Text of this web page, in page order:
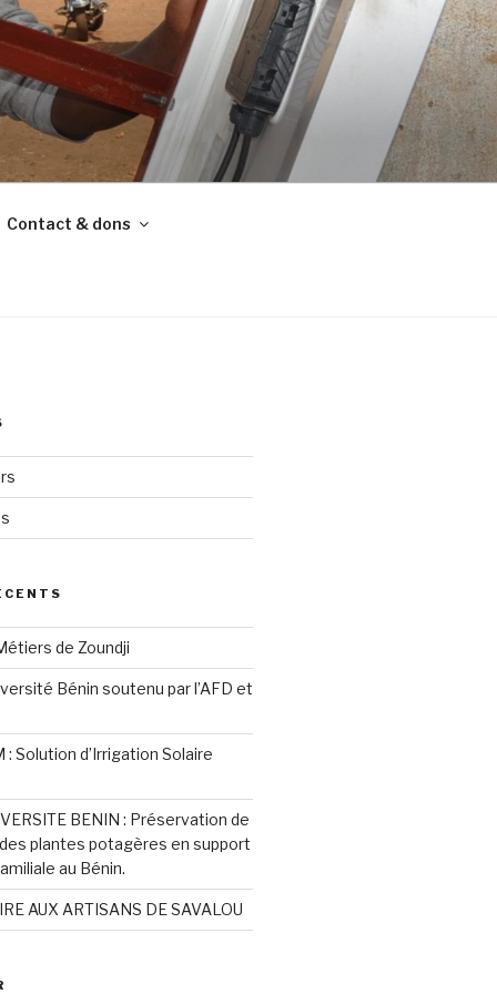
Contact & dons
de Zoundji
Bénin soutenu par l’AFD et
: Solution d’Irrigation Solaire
BENIN : Préservation de
plantes potagères en support
au Bénin.
AUX ARTISANS DE SAVALOU